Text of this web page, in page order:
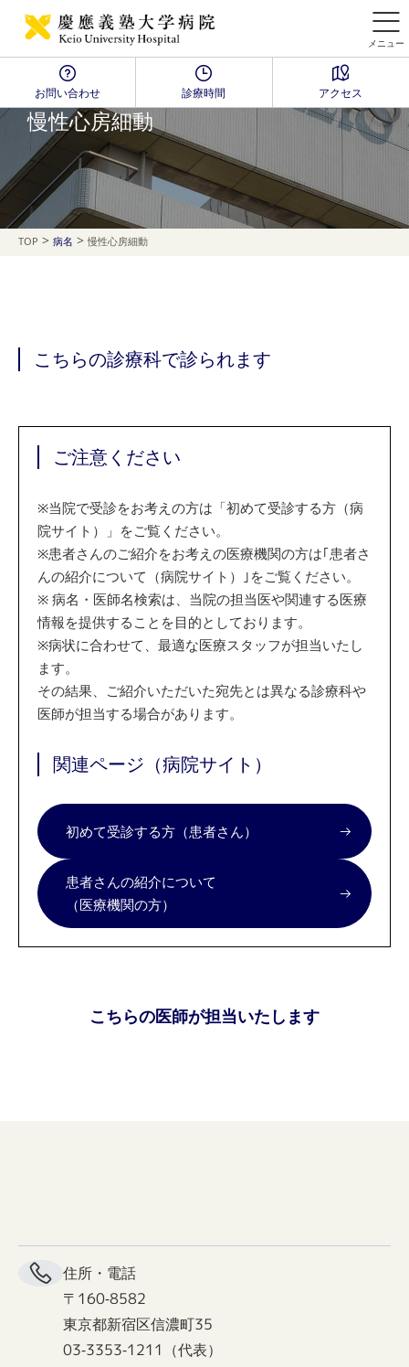
メニュー
お問い合わせ 診療時間 アクセス
Disease Name Search
慢性心房細動
TOP > 病名 > 慢性心房細動
こちらの診療科で診られます
ご注意ください
※当院で受診をお考えの方は「初めて受診する方（病
院サイト）」をご覧ください。
※患者さんのご紹介をお考えの医療機関の方は｢患者さ
んの紹介について（病院サイト）｣をご覧ください。
※ 病名・医師名検索は、当院の担当医や関連する医療
情報を提供することを目的としております。
※病状に合わせて、最適な医療スタッフが担当いたし
ます。
その結果、ご紹介いただいた宛先とは異なる診療科や
医師が担当する場合があります。
関連ページ（病院サイト）
初めて受診する方（患者さん）
患者さんの紹介について
（医療機関の方）
こちらの医師が担当いたします
住所・電話
〒160-8582
東京都新宿区信濃町35
03-3353-1211（代表）